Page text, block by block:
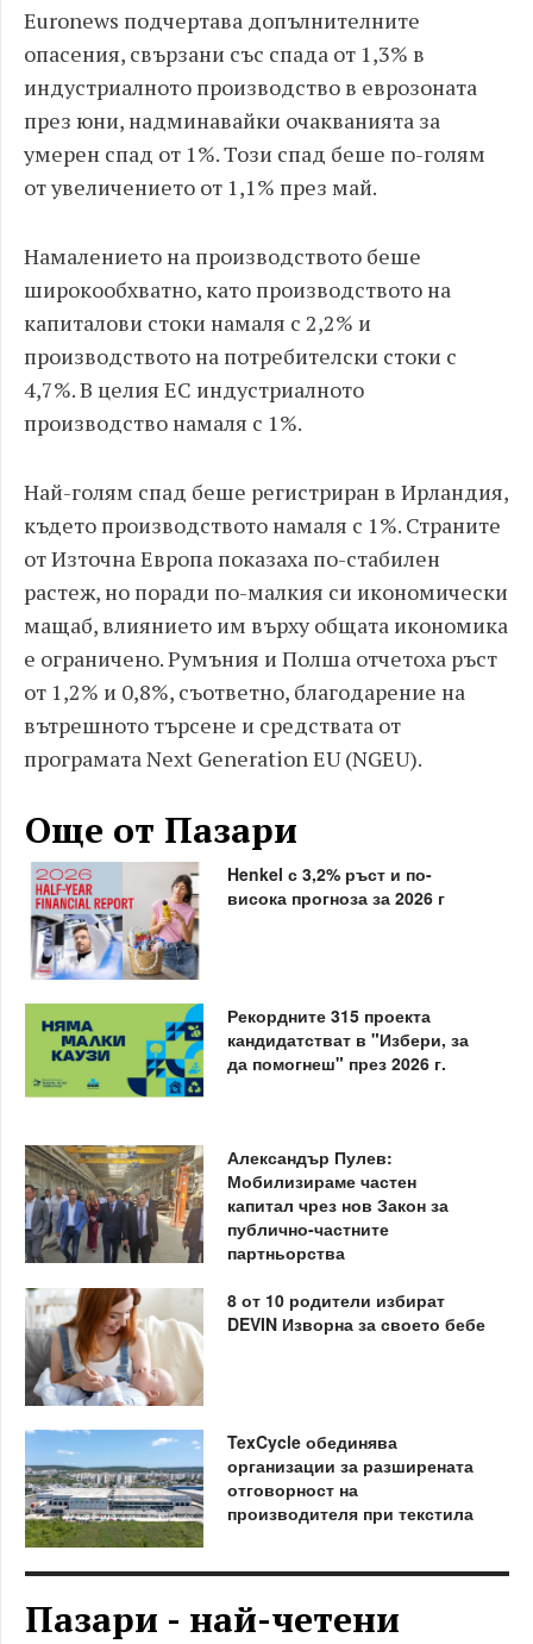
Euronews подчертава допълнителните
опасения, свързани със спада от 1,3% в
индустриалното производство в еврозоната
през юни, надминавайки очакванията за
умерен спад от 1%. Този спад беше по-голям
от увеличението от 1,1% през май.
Намалението на производството беше
широкообхватно, като производството на
капиталови стоки намаля с 2,2% и
производството на потребителски стоки с
4,7%. В целия ЕС индустриалното
производство намаля с 1%.
Най-голям спад беше регистриран в Ирландия,
където производството намаля с 1%. Страните
от Източна Европа показаха по-стабилен
растеж, но поради по-малкия си икономически
мащаб, влиянието им върху общата икономика
е ограничено. Румъния и Полша отчетоха ръст
от 1,2% и 0,8%, съответно, благодарение на
вътрешното търсене и средствата от
програмата Next Generation EU (NGEU).
Още от Пазари
Henkel с 3,2% ръст и по-
висока прогноза за 2026 г
Рекордните 315 проекта
кандидатстват в "Избери, за
да помогнеш" през 2026 г.
Александър Пулев:
Мобилизираме частен
капитал чрез нов Закон за
публично-частните
партньорства
8 от 10 родители избират
DEVIN Изворна за своето бебе
TexCycle обединява
организации за разширената
отговорност на
производителя при текстила
Пазари - най-четени